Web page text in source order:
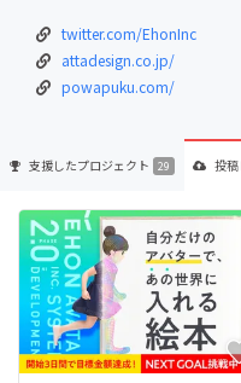
twitter.com/EhonInc
attadesign.co.jp/
powapuku.com/
支援したプロジェクト 29 投稿